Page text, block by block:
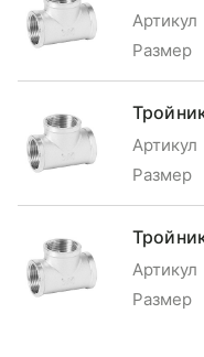
Артикул
Размер
Артикул
Размер
Артикул
Размер